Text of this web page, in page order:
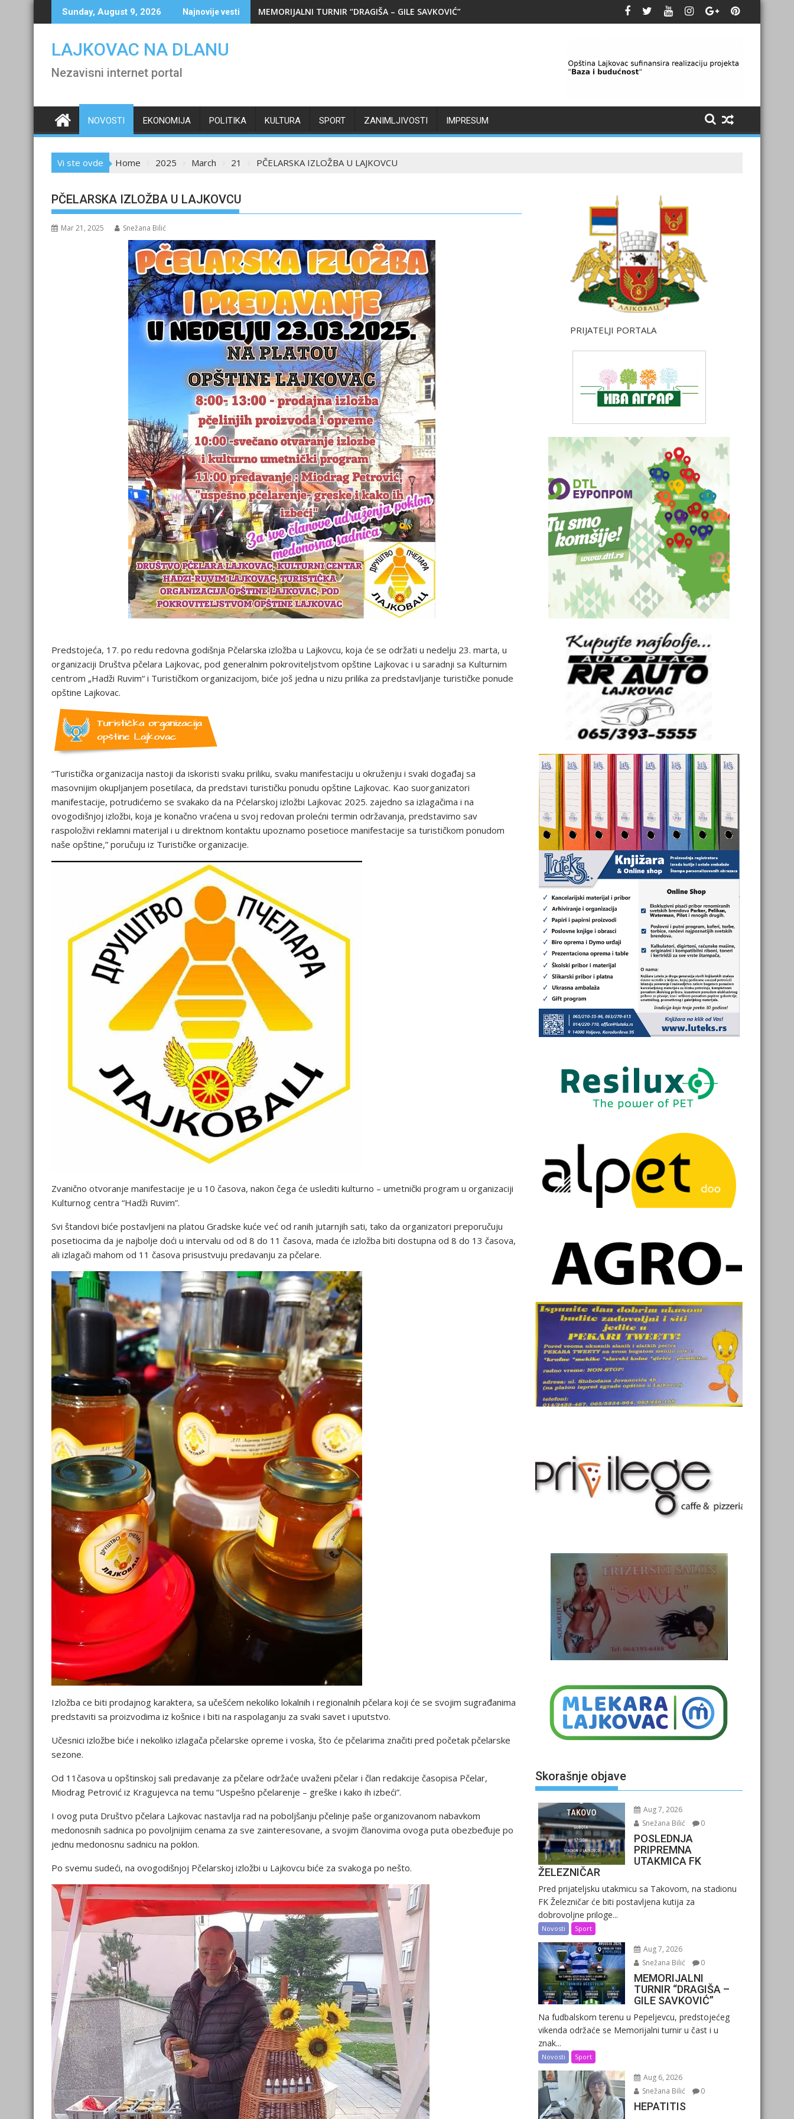
to
Sunday, August 9, 2026 Najnovije vesti MEMORIJALNI TURNIR “DRAGIŠA – GILE SAVKOVIĆ”
LAJKOVAC NA DLANU
Nezavisni internet portal
NOVOSTI EKONOMIJA POLITIKA KULTURA SPORT ZANIMLJIVOSTI IMPRESUM
Vi ste ovde Home 2025 March 21 PČELARSKA IZLOŽBA U LAJKOVCU
PČELARSKA IZLOŽBA U LAJKOVCU
Mar 21, 2025 Snežana Bilić
Predstojeća, 17. po redu redovna godišnja Pčelarska izložba u Lajkovcu, koja će se održati u nedelju 23. marta, u
organizaciji Društva pčelara Lajkovac, pod generalnim pokroviteljstvom opštine Lajkovac i u saradnji sa Kulturnim
centrom „Hadži Ruvim“ i Turističkom organizacijom, biće još jedna u nizu prilika za predstavljanje turističke ponude
opštine Lajkovac.
“Turistička organizacija nastoji da iskoristi svaku priliku, svaku manifestaciju u okruženju i svaki događaj sa
masovnijim okupljanjem posetilaca, da predstavi turističku ponudu opštine Lajkovac. Kao suorganizatori
manifestacije, potrudićemo se svakako da na Pćelarskoj izložbi Lajkovac 2025. zajedno sa izlagačima i na
ovogodišnjoj izložbi, koja je konačno vraćena u svoj redovan prolećni termin održavanja, predstavimo sav
raspoloživi reklamni materijal i u direktnom kontaktu upoznamo posetioce manifestacije sa turističkom ponudom
naše opštine,” poručuju iz Turističke organizacije.
Zvanično otvoranje manifestacije je u 10 časova, nakon čega će uslediti kulturno – umetnički program u organizaciji
Kulturnog centra “Hadži Ruvim”.
Svi štandovi biće postavljeni na platou Gradske kuće već od ranih jutarnjih sati, tako da organizatori preporučuju
posetiocima da je najbolje doći u intervalu od od 8 do 11 časova, mada će izložba biti dostupna od 8 do 13 časova,
ali izlagači mahom od 11 časova prisustvuju predavanju za pčelare.
Izložba ce biti prodajnog karaktera, sa učešćem nekoliko lokalnih i regionalnih pčelara koji će se svojim sugrađanima
predstaviti sa proizvodima iz košnice i biti na raspolaganju za svaki savet i uputstvo.
Učesnici izložbe biće i nekoliko izlagača pčelarske opreme i voska, što će pčelarima značiti pred početak pčelarske
sezone.
Od 11časova u opštinskoj sali predavanje za pčelare održaće uvaženi pčelar i član redakcije časopisa Pčelar,
Miodrag Petrović iz Kragujevca na temu “Uspešno pčelarenje – greške i kako ih izbeći”.
I ovog puta Društvo pčelara Lajkovac nastavlja rad na poboljšanju pčelinje paše organizovanom nabavkom
medonosnih sadnica po povoljnijim cenama za sve zainteresovane, a svojim članovima ovoga puta obezbeđuje po
jednu medonosnu sadnicu na poklon.
Po svemu sudeći, na ovogodišnjoj Pčelarskoj izložbi u Lajkovcu biće za svakoga po nešto.
PRIJATELJI PORTALA
Skorašnje objave
Aug 7, 2026
Snežana Bilić
0
POSLEDNJA
PRIPREMNA
UTAKMICA FK
ŽELEZNIČAR
Pred prijateljsku utakmicu sa Takovom, na stadionu
FK Železničar će biti postavljena kutija za
dobrovoljne priloge...
Novosti Sport
Aug 7, 2026
Snežana Bilić
0
MEMORIJALNI
TURNIR “DRAGIŠA –
GILE SAVKOVIĆ”
Na fudbalskom terenu u Pepeljevcu, predstojećeg
vikenda održaće se Memorijalni turnir u čast i u
znak...
Novosti Sport
Aug 6, 2026
Snežana Bilić
0
HEPATITIS